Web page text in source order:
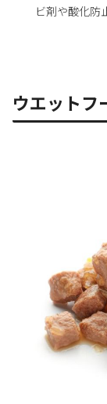
ビ剤や酸化防
ウエットフ